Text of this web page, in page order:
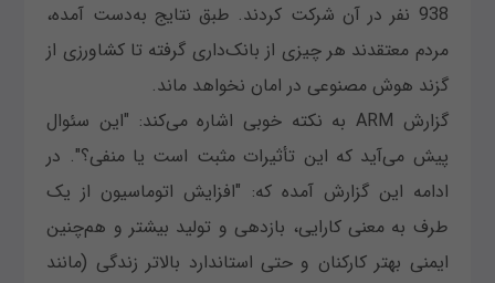
938 نفر در آن شرکت کردند. طبق نتایج به‌دست آمده،
مردم معتقدند هر چیزی از بانک‌داری گرفته تا کشاورزی از
گزند هوش مصنوعی در امان نخواهد ماند.
گزارش ARM به نکته خوبی اشاره می‌کند: "این سئوال
پیش می‌آید که این تأثیرات مثبت است یا منفی؟". در
ادامه این گزارش آمده که: "افزایش اتوماسیون از یک
طرف به معنی کارایی، بازدهی و تولید بیشتر و هم‌چنین
ایمنی بهتر کارکنان و حتی استاندارد بالاتر زندگی (مانند